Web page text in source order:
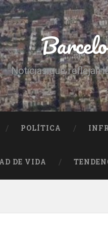
Noticias que reflejan
POLÍTICA
DE VIDA